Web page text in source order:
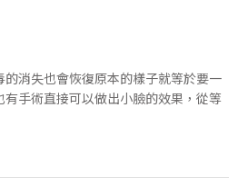
消失也會恢復原本的樣子就等於要一
手術直接可以做出小臉的效果，從等